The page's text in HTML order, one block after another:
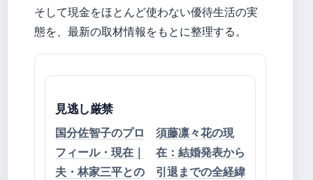
そして現金をほとんど使わない優待生活の実
態を、最新の取材情報をもとに整理する。
見逃し厳禁
国分佐智子のプロ
フィール・現在｜
夫・林家三平との
須藤凛々花の現
在：結婚発表から
引退までの全経緯